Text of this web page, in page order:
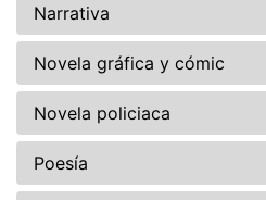
Narrativa
Novela gráfica y cómic
Novela policiaca
Poesía